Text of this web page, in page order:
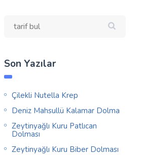
Son Yazılar
Çilekli Nutella Krep
Deniz Mahsullü Kalamar Dolma
Zeytinyağlı Kuru Patlıcan
Dolması
Zeytinyağlı Kuru Biber Dolması